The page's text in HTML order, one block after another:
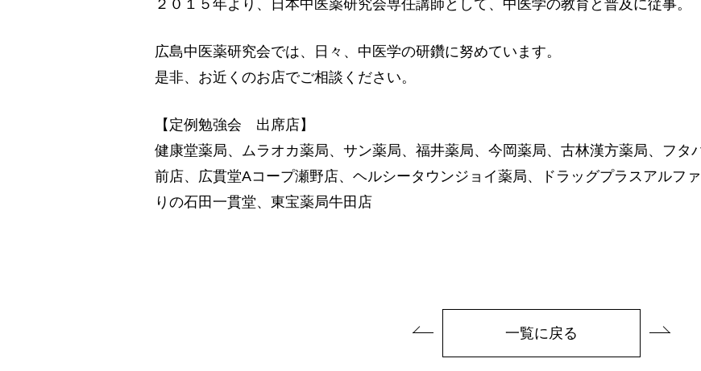
２０１５年より、日本中医薬研究会専任講師として、中医学の教育と普及に従事。
広島中医薬研究会では、日々、中医学の研鑽に努めています。
是非、お近くのお店でご相談ください。
【定例勉強会 出席店】
健康堂薬局、ムラオカ薬局、サン薬局、福井薬局、今岡薬局、古林漢方薬局、フタ
前店、広貫堂Aコープ瀬野店、ヘルシータウンジョイ薬局、ドラッグプラスアルフ
りの石田一貫堂、東宝薬局牛田店
一覧に戻る